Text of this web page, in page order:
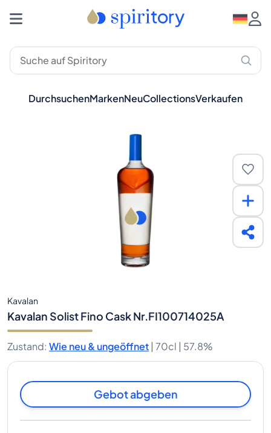
DurchsuchenMarkenNeuCollectionsVerkaufen
Kavalan
Kavalan Solist Fino Cask Nr.FI100714025A
Zustand: Wie neu & ungeöffnet | 70cl | 57.8%
Gebot abgeben